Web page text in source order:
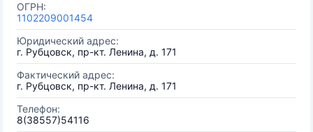
ОГРН:
1102209001454
Юридический адрес:
г. Рубцовск, пр-кт. Ленина, д. 171
Фактический адрес:
г. Рубцовск, пр-кт. Ленина, д. 171
Телефон:
8(38557)54116